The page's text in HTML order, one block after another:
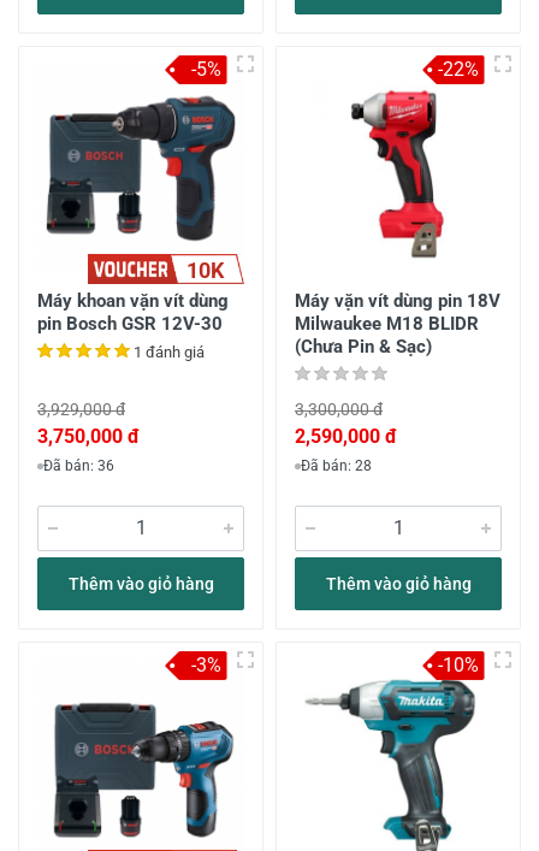
10K
Máy khoan vặn vít dùng
pin Bosch GSR 12V-30
1 đánh giá
3,929,000 đ
3,750,000 đ
Đã bán: 36
Thêm vào giỏ hàng
-5%
Máy vặn vít dùng pin 18V
Milwaukee M18 BLIDR
(Chưa Pin & Sạc)
3,300,000 đ
2,590,000 đ
Đã bán: 28
Thêm vào giỏ hàng
-22%
-3% -10%